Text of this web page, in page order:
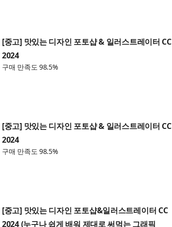
[중고] 맛있는 디자인 포토샵 & 일러스트레이터 CC
2024
구매 만족도 98.5%
[중고] 맛있는 디자인 포토샵 & 일러스트레이터 CC
2024
구매 만족도 98.5%
[중고] 맛있는 디자인 포토샵&일러스트레이터 CC
2024 (누구나 쉽게 배워 제대로 써먹는 그래픽